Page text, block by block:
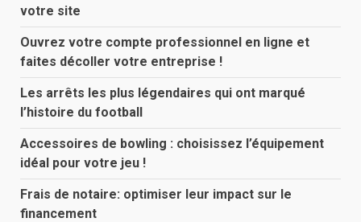
votre site
Ouvrez votre compte professionnel en ligne et
faites décoller votre entreprise !
Les arrêts les plus légendaires qui ont marqué
l’histoire du football
Accessoires de bowling : choisissez l’équipement
idéal pour votre jeu !
Frais de notaire: optimiser leur impact sur le
financement